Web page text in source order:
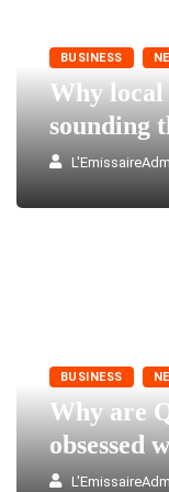
BUSINESS
Why local
sounding
BUSINESS
Why are
obsessed